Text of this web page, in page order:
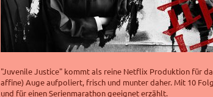
"Juvenile Justice" kommt als reine Netflix Produktion für
affine)Auge aufpoliert, frisch und munter daher. Mit 10
und für einen Serienmarathon geeignet erzählt.